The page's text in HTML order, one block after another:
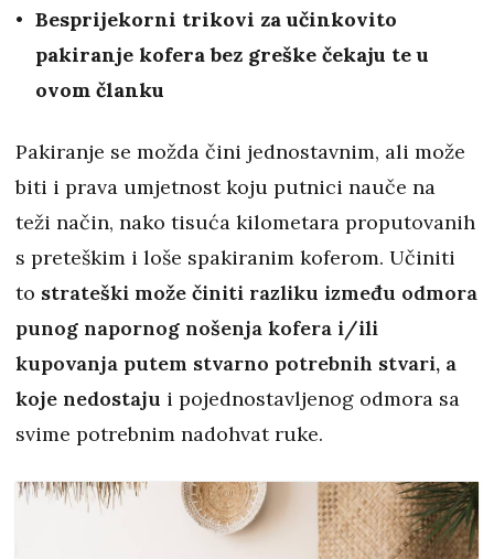
Besprijekorni trikovi za učinkovito
pakiranje kofera bez greške čekaju te u
ovom članku
Pakiranje se možda čini jednostavnim, ali može
biti i prava umjetnost koju putnici nauče na
teži način, nako tisuća kilometara proputovanih
s preteškim i loše spakiranim koferom. Učiniti
to strateški može činiti razliku između odmora
punog napornog nošenja kofera i/ili
kupovanja putem stvarno potrebnih stvari, a
koje nedostaju i pojednostavljenog odmora sa
svime potrebnim nadohvat ruke.